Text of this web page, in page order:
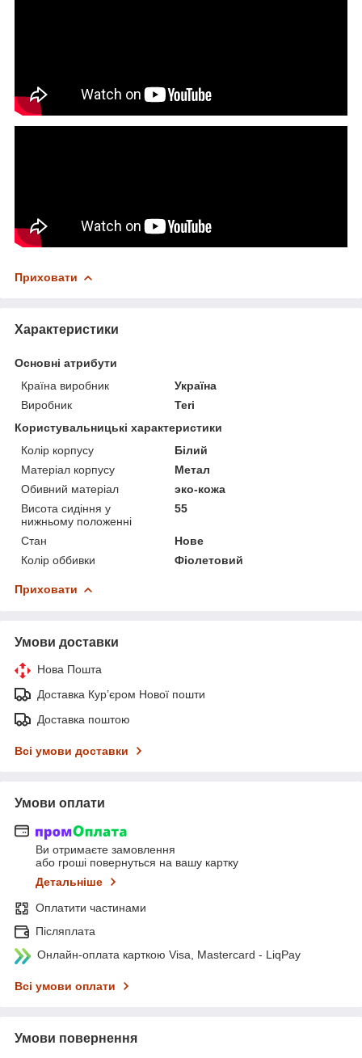
Приховати
Характеристики
Основні атрибути
Країна виробник
Україна
Виробник
Teri
Користувальницькі характеристики
Колір корпусу
Білий
Матеріал корпусу
Метал
Обивний матеріал
эко-кожа
Висота сидіння у
нижньому положенні
55
Стан
Нове
Колір оббивки
Фіолетовий
Приховати
Умови доставки
Нова Пошта
Доставка Курʼєром Нової пошти
Доставка поштою
Всі умови доставки
Умови оплати
Ви отримаєте замовлення
або гроші повернуться на вашу картку
Детальніше
Оплатити частинами
Післяплата
Онлайн-оплата карткою Visa, Mastercard - LiqPay
Всі умови оплати
Умови повернення